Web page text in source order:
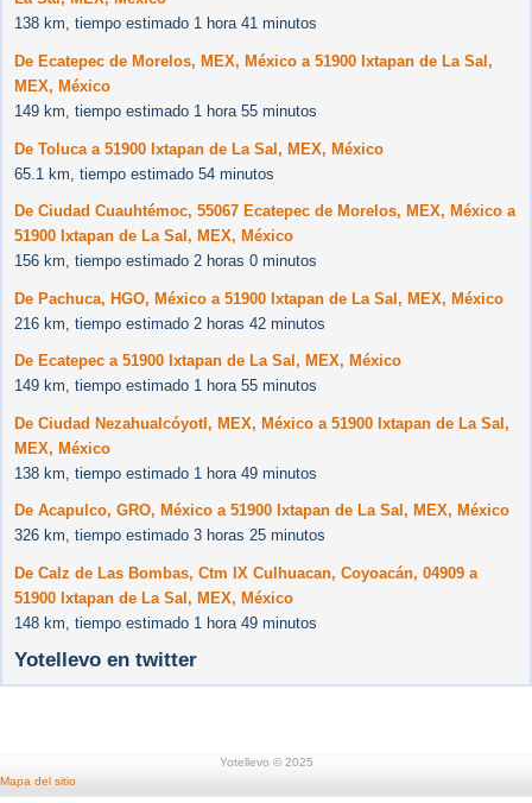
138 km, tiempo estimado 1 hora 41 minutos
De Ecatepec de Morelos, MEX, México a 51900 Ixtapan de La Sal,
MEX, México
149 km, tiempo estimado 1 hora 55 minutos
De Toluca a 51900 Ixtapan de La Sal, MEX, México
65.1 km, tiempo estimado 54 minutos
De Ciudad Cuauhtémoc, 55067 Ecatepec de Morelos, MEX, México a
51900 Ixtapan de La Sal, MEX, México
156 km, tiempo estimado 2 horas 0 minutos
De Pachuca, HGO, México a 51900 Ixtapan de La Sal, MEX, México
216 km, tiempo estimado 2 horas 42 minutos
De Ecatepec a 51900 Ixtapan de La Sal, MEX, México
149 km, tiempo estimado 1 hora 55 minutos
De Ciudad Nezahualcóyotl, MEX, México a 51900 Ixtapan de La Sal,
MEX, México
138 km, tiempo estimado 1 hora 49 minutos
De Acapulco, GRO, México a 51900 Ixtapan de La Sal, MEX, México
326 km, tiempo estimado 3 horas 25 minutos
De Calz de Las Bombas, Ctm IX Culhuacan, Coyoacán, 04909 a
51900 Ixtapan de La Sal, MEX, México
148 km, tiempo estimado 1 hora 49 minutos
Yotellevo en twitter
Yotellevo © 2025
Mapa del sitio